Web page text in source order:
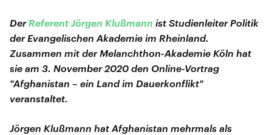
Der Referent Jörgen Klußmann ist Studienleiter Politik
der Evangelischen Akademie im Rheinland.
Zusammen mit der Melanchthon-Akademie Köln hat
sie am 3. November 2020 den Online-Vortrag
"Afghanistan – ein Land im Dauerkonflikt"
veranstaltet.
Jörgen Klußmann hat Afghanistan mehrmals als